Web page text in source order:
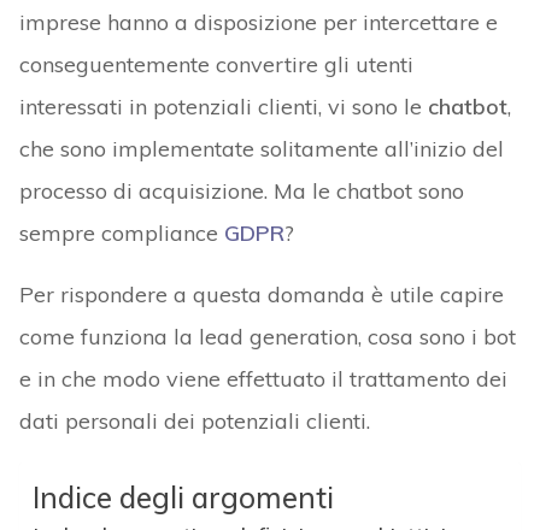
imprese hanno a disposizione per intercettare e
conseguentemente convertire gli utenti
interessati in potenziali clienti, vi sono le chatbot,
che sono implementate solitamente all’inizio del
processo di acquisizione. Ma le chatbot sono
sempre compliance GDPR?
Per rispondere a questa domanda è utile capire
come funziona la lead generation, cosa sono i bot
e in che modo viene effettuato il trattamento dei
dati personali dei potenziali clienti.
Indice degli argomenti